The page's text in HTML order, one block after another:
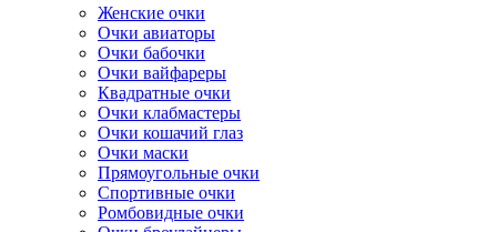
Женские очки
Очки авиаторы
Очки бабочки
Очки вайфареры
Квадратные очки
Очки клабмастеры
Очки кошачий глаз
Очки маски
Прямоугольные очки
Спортивные очки
Ромбовидные очки